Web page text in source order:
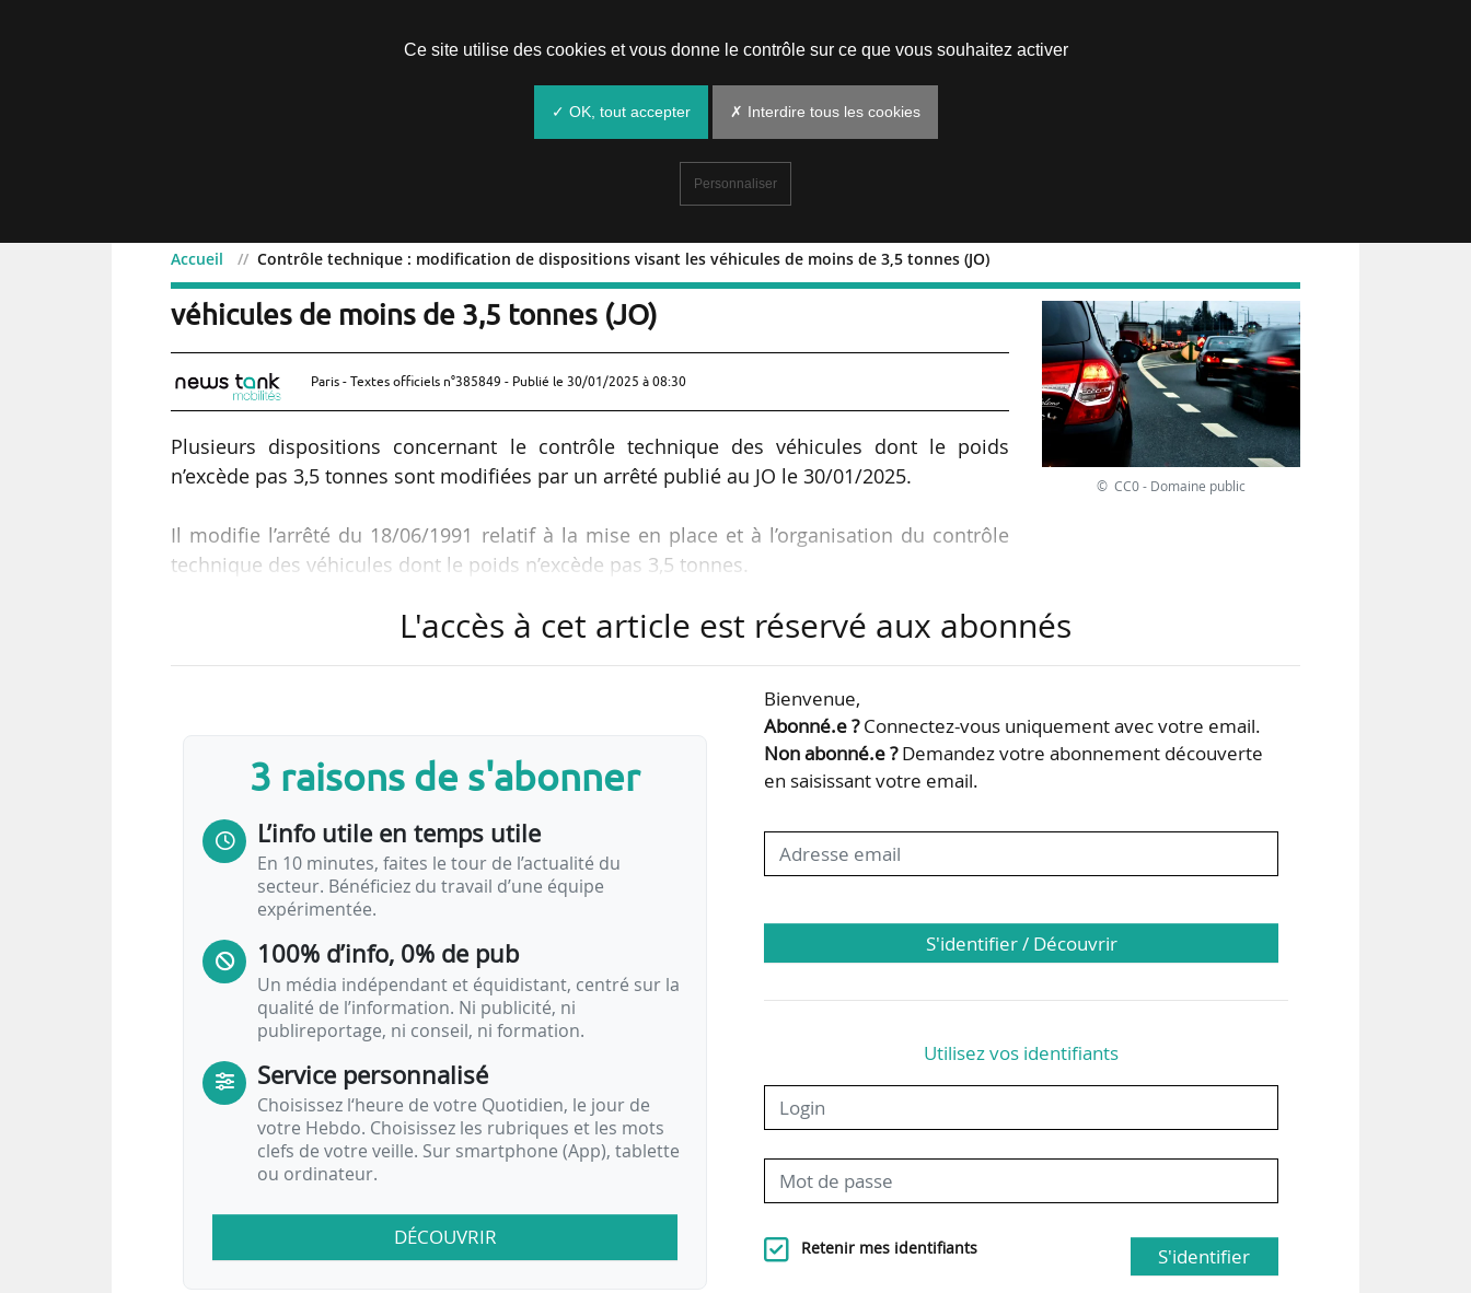
Accueil Contrôle technique : modification de dispositions visant les véhicules de moins de 3,5 tonnes (JO)
Contrôle technique : modification de dispositions visant les
véhicules de moins de 3,5 tonnes (JO)
Paris - Textes officiels n°385849 - Publié le 30/01/2025 à 08:30
Plusieurs dispositions concernant le contrôle technique des véhicules dont le poids
n’excède pas 3,5 tonnes sont modifiées par un arrêté publié au JO le 30/01/2025.
Il modifie l’arrêté du 18/06/1991 relatif à la mise en place et à l’organisation du contrôle
technique des véhicules dont le poids n’excède pas 3,5 tonnes.
Les modifications de l’arrêté :
validation de commentaires spécifiques, les mentions correspondantes sont imprimées
sur le procès-verbal à la suite des défaillances et niveaux de gravité.
• Il met à jour les noms des deux diplômes de niveau 4 et 5 pour la formation initiale des
© CC0 - Domaine public
L'accès à cet article est réservé aux abonnés
3 raisons de s'abonner
L’info utile en temps utile
En 10 minutes, faites le tour de l’actualité du
secteur. Bénéficiez du travail d’une équipe
expérimentée.
100% d’info, 0% de pub
Un média indépendant et équidistant, centré sur la
qualité de l’information. Ni publicité, ni
publireportage, ni conseil, ni formation.
Service personnalisé
Choisissez l‘heure de votre Quotidien, le jour de
votre Hebdo. Choisissez les rubriques et les mots
clefs de votre veille. Sur smartphone (App), tablette
ou ordinateur.
DÉCOUVRIR
Bienvenue,
Abonné.e ?Connectez-vous uniquement avec votre email.
Non abonné.e ?Demandez votre abonnement découverte
en saisissant votre email.
S'identifier / Découvrir
Utilisez vos identifiants
Retenir mes identifiants S'identifier
Ce site utilise des cookies et vous donne le contrôle sur ce que vous souhaitez activer
✓ OK, tout accepter ✗ Interdire tous les cookies
Personnaliser